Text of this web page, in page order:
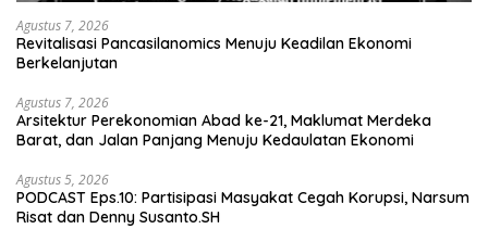
Agustus 7, 2026
Revitalisasi Pancasilanomics Menuju Keadilan Ekonomi
Berkelanjutan
Agustus 7, 2026
Arsitektur Perekonomian Abad ke-21, Maklumat Merdeka
Barat, dan Jalan Panjang Menuju Kedaulatan Ekonomi
Agustus 5, 2026
PODCAST Eps.10: Partisipasi Masyakat Cegah Korupsi, Narsum
Risat dan Denny Susanto.SH